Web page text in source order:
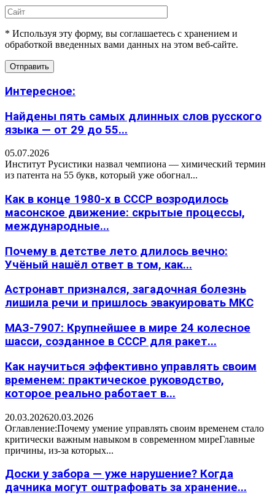
* Используя эту форму, вы соглашаетесь с хранением и
обработкой введенных вами данных на этом веб-сайте.
Интересное:
Найдены пять самых длинных слов русского
языка — от 29 до 55...
05.07.2026
Институт Русистики назвал чемпиона — химический термин
из патента на 55 букв, который уже обогнал...
Как в конце 1980-х в СССР возродилось
масонское движение: скрытые процессы,
международные...
Почему в детстве лето длилось вечно:
Учёный нашёл ответ в том, как...
Астронавт признался, загадочная болезнь
лишила речи и пришлось эвакуировать МКС
МАЗ-7907: Крупнейшее в мире 24 колесное
шасси, созданное в СССР для ракет...
Как научиться эффективно управлять своим
временем: практическое руководство,
которое реально работает в...
20.03.202620.03.2026
Оглавление:Почему умение управлять своим временем стало
критически важным навыком в современном миреГлавные
причины, из-за которых...
Доски у забора — уже нарушение? Когда
дачника могут оштрафовать за хранение...